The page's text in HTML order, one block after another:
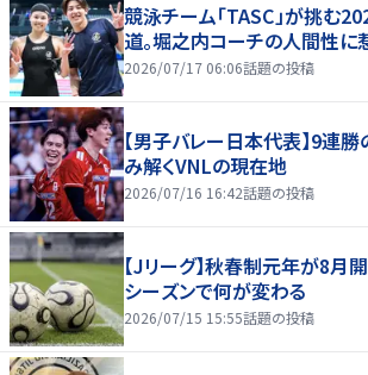
競泳チーム「TASC」が挑む
道。堀之内コーチの人間性に
2026/07/17 06:06話題の投稿
【男子バレー日本代表】9連
み解くVNLの現在地
2026/07/16 16:42話題の投稿
【Jリーグ】秋春制元年が8月
シーズンで何が変わる
2026/07/15 15:55話題の投稿